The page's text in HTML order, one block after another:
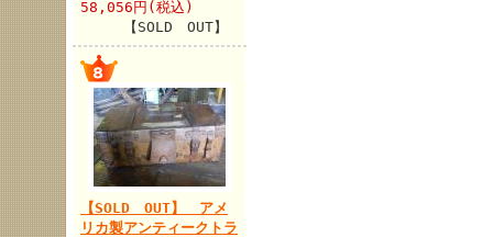
58,056円(税込)
【SOLD OUT】
【SOLD OUT】 アメ
リカ製アンティークトラ